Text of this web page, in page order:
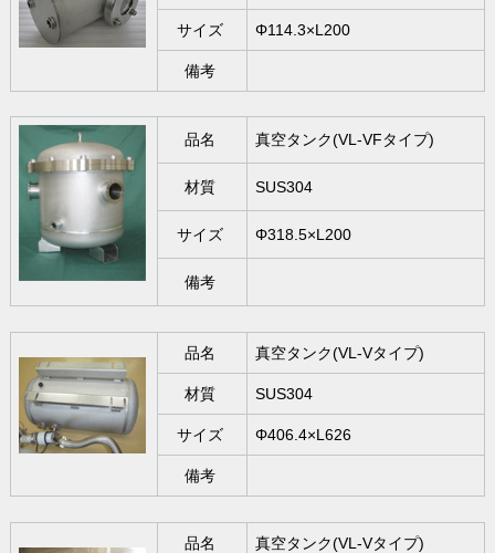
サイズ Φ114.3×L200
備考
品名 真空タンク(VL-VFタイプ)
材質 SUS304
サイズ Φ318.5×L200
備考
品名 真空タンク(VL-Vタイプ)
材質 SUS304
サイズ Φ406.4×L626
備考
品名 真空タンク(VL-Vタイプ)